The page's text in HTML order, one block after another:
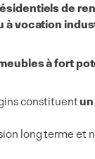
de
à vocation
à fort
constituent
long terme et